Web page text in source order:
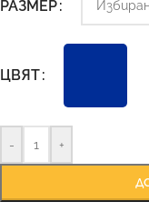
РАЗМЕР
ЦВЯТ
- +